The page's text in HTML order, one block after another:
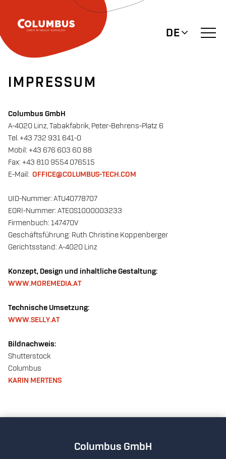
DE
IMPRESSUM
Columbus GmbH
A-4020 Linz, Tabakfabrik, Peter-Behrens-Platz 6
Tel. +43 732 931 641-0
Mobil: +43 676 603 60 88
Fax: +43 810 9554 076515
E-Mail: OFFICE@COLUMBUS-TECH.COM
UID-Nummer: ATU40778707
EORI-Nummer: ATEOS1000003233
Firmenbuch: 147470V
Geschäftsführung: Ruth Christine Koppenberger
Gerichtsstand: A-4020 Linz
Konzept, Design und inhaltliche Gestaltung:
WWW.MOREMEDIA.AT
Technische Umsetzung:
WWW.SELLY.AT
Bildnachweis:
Shutterstock
Columbus
KARIN MERTENS
Columbus GmbH